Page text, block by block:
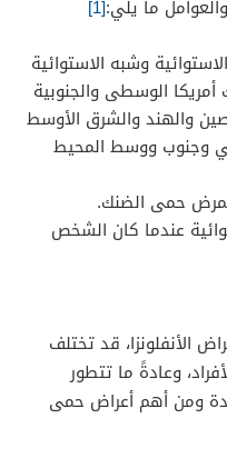
ما يلي:[1]
وشبه الاستوائية
الوسطى والجنوبية
والهند والشرق الأوسط
وجنوب ووسط المحيط
حمى الضنك.
عندما كان الشخص
الأنفلونزا، قد تختلف
وعادةً ما تتطور
ومن أهم أعراض حمى